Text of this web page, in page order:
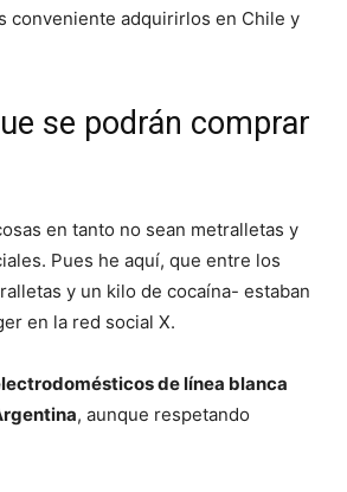
conveniente adquirirlos en Chile y
se podrán comprar
en tanto no sean metralletas y
Pues he aquí, que entre los
y un kilo de cocaína- estaban
en la red social X.
de línea blanca
, aunque respetando